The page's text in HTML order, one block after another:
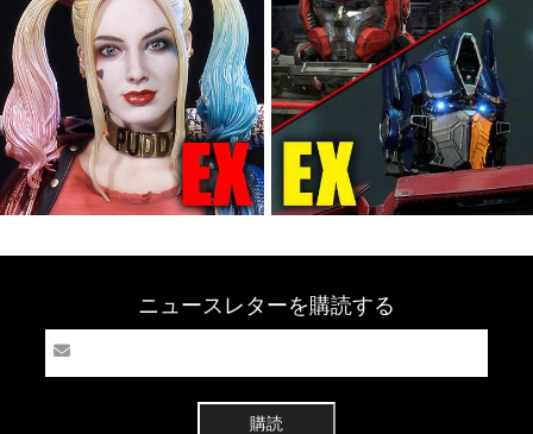
ニュースレターを購読する
購読